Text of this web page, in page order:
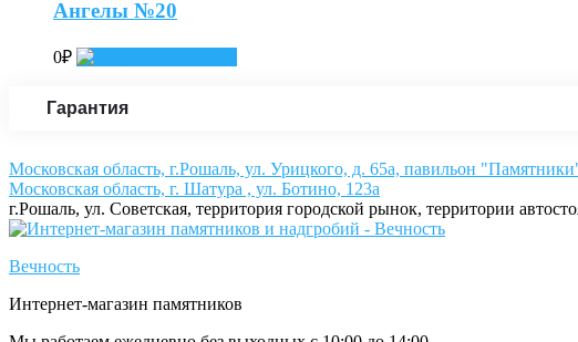
Ангелы №20
0₽
Гарантия
Московская область, г.Рошаль, ул. Урицкого, д. 65а, павильон
Московская область, г. Шатура , ул. Ботино, 123а
г.Рошаль, ул. Советская, территория городской рынок, территории
Вечность
Интернет-магазин памятников